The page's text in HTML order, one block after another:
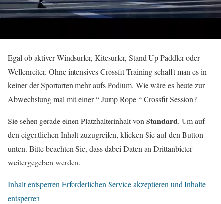
Egal ob aktiver Windsurfer, Kitesurfer, Stand Up Paddler oder
Wellenreiter. Ohne intensives Crossfit-Training schafft man es in
keiner der Sportarten mehr aufs Podium. Wie wäre es heute zur
Abwechslung mal mit einer “ Jump Rope “ Crossfit Session?
Sie sehen gerade einen Platzhalterinhalt von Standard. Um auf
den eigentlichen Inhalt zuzugreifen, klicken Sie auf den Button
unten. Bitte beachten Sie, dass dabei Daten an Drittanbieter
weitergegeben werden.
Inhalt entsperren Erforderlichen Service akzeptieren und Inhalte
entsperren